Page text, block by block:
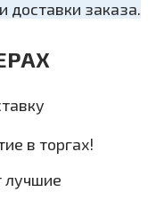
доставки заказа.
в торгах!
лучшие